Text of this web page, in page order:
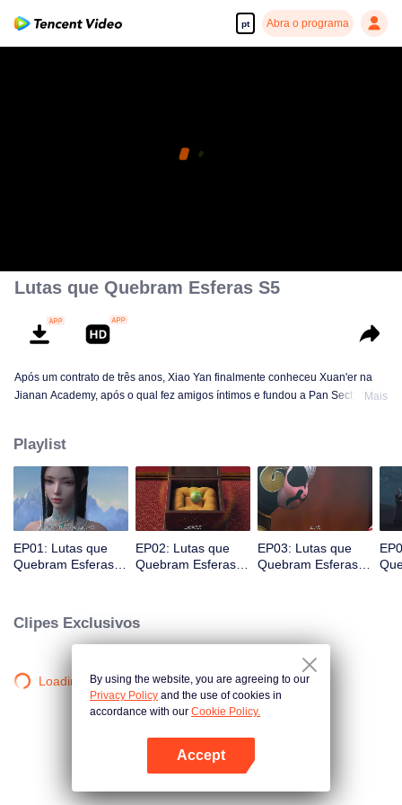
pt Abra o programa
Abra o programa
Lutas que Quebram Esferas S5
Após um contrato de três anos, Xiao Yan finalmente conheceu Xuan'er na
Jianan Academy, após o qual fez amigos íntimos e fundou a Pan Sect; A fim
Coração Caído Yan com seu risco pessoal…
Mais
Playlist
EP01: Lutas que
Quebram Esferas
EP02: Lutas que
Quebram Esferas
EP03: Lutas que
Quebram Esferas
Clipes Exclusivos
Loading…By using the website, you are agreeing to our
Privacy Policy and the use of cookies in
accordance with our Cookie Policy.
Accept